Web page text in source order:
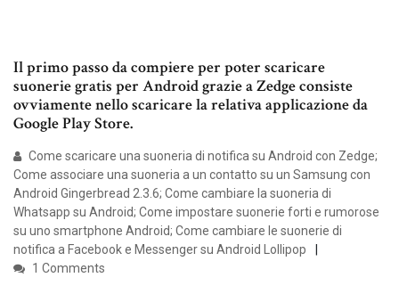
Il primo passo da compiere per poter scaricare
suonerie gratis per Android grazie a Zedge consiste
ovviamente nello scaricare la relativa applicazione da
Google Play Store.
Come scaricare una suoneria di notifica su Android con Zedge;
Come associare una suoneria a un contatto su un Samsung con
Android Gingerbread 2.3.6; Come cambiare la suoneria di
Whatsapp su Android; Come impostare suonerie forti e rumorose
su uno smartphone Android; Come cambiare le suonerie di
notifica a Facebook e Messenger su Android Lollipop
1 Comments